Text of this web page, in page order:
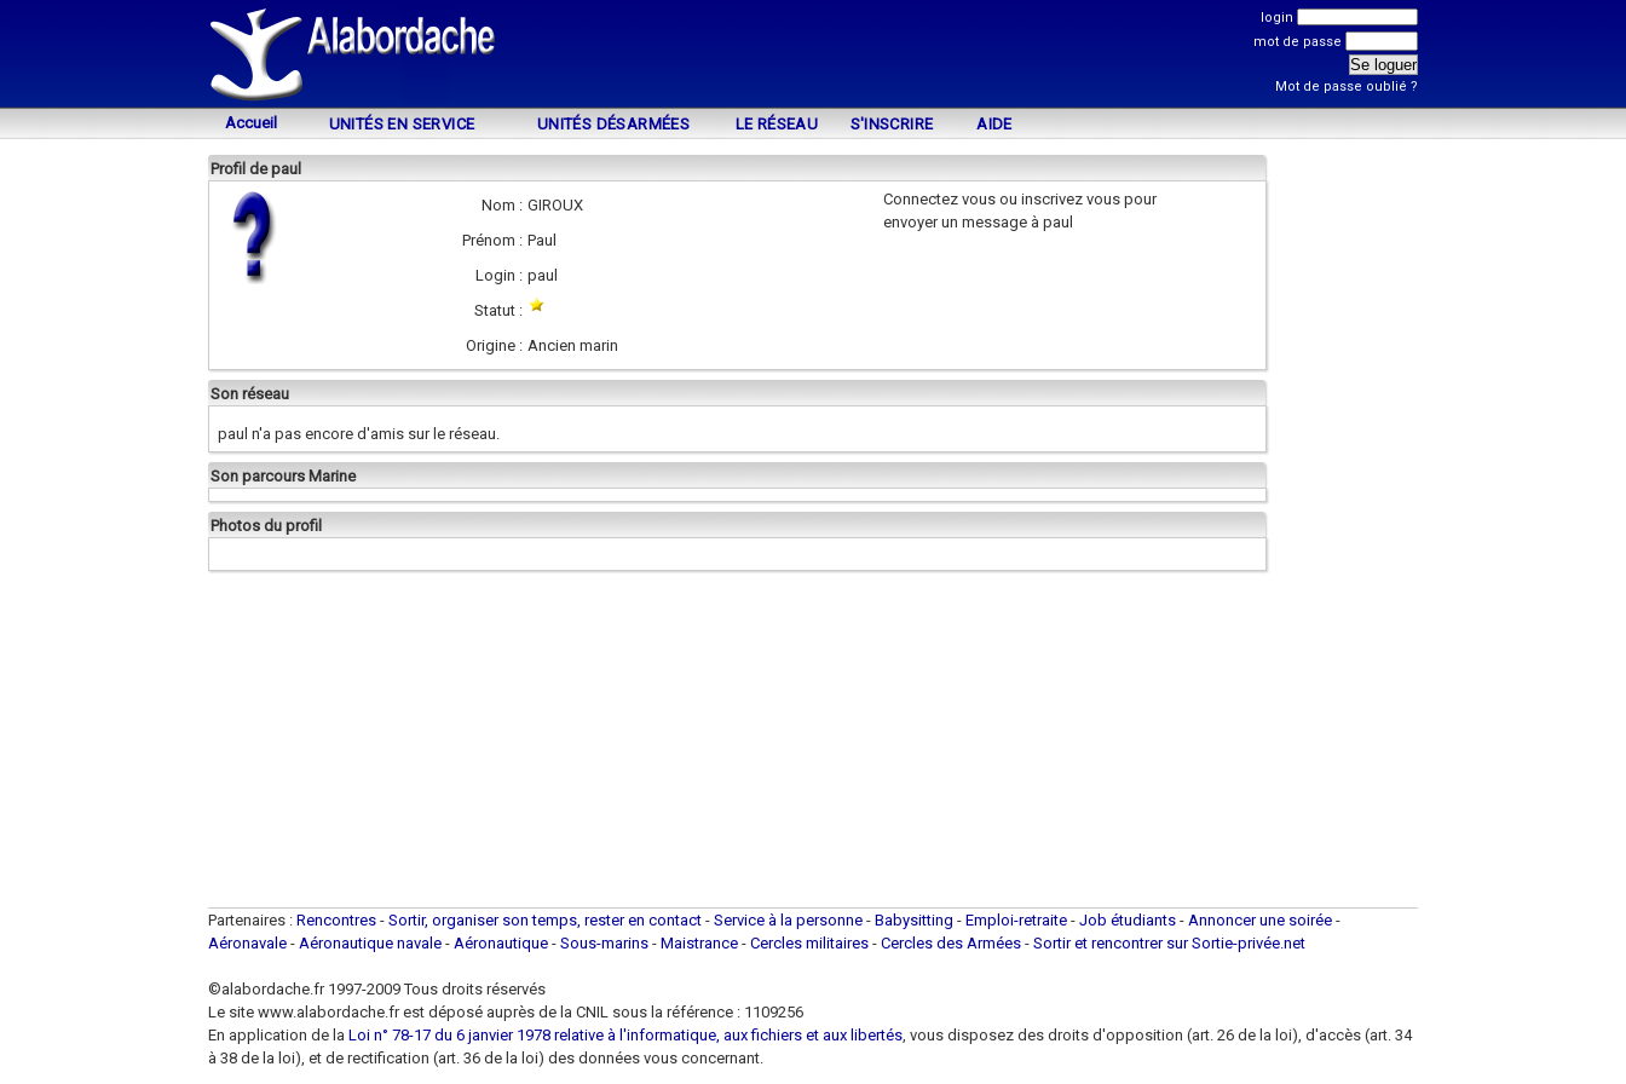
login
mot de passe
Mot de passe oublié ?
Accueil UNITÉS EN SERVICE UNITÉS DÉSARMÉES LE RÉSEAU S'INSCRIRE AIDE
Profil de paul
Nom : GIROUX
Prénom : Paul
Login : paul
Statut :
Origine : Ancien marin
Connectez vous ou inscrivez vous pour
envoyer un message à paul
Son réseau
paul n'a pas encore d'amis sur le réseau.
Son parcours Marine
Photos du profil
Partenaires : Rencontres - Sortir, organiser son temps, rester en contact - Service à la personne - Babysitting - Emploi-retraite - Job étudiants - Annoncer une soirée -
Aéronavale - Aéronautique navale - Aéronautique - Sous-marins - Maistrance - Cercles militaires - Cercles des Armées - Sortir et rencontrer sur Sortie-privée.net
©alabordache.fr 1997-2009 Tous droits réservés
Le site www.alabordache.fr est déposé auprès de la CNIL sous la référence : 1109256
En application de la Loi n° 78-17 du 6 janvier 1978 relative à l'informatique, aux fichiers et aux libertés, vous disposez des droits d'opposition (art. 26 de la loi), d'accès (art. 34
à 38 de la loi), et de rectification (art. 36 de la loi) des données vous concernant.